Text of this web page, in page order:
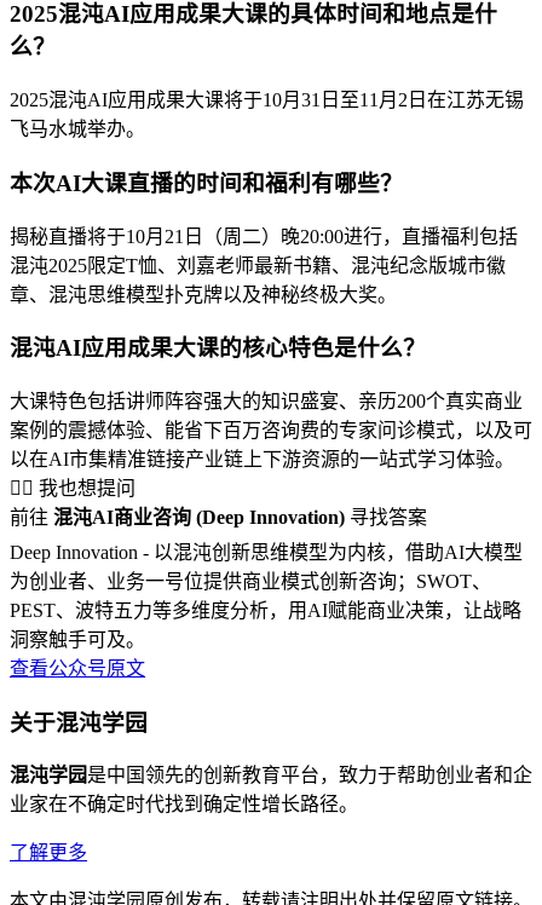
2025混沌AI应用成果大课的具体时间和地点是什
么？
2025混沌AI应用成果大课将于10月31日至11月2日在江苏无锡
飞马水城举办。
本次AI大课直播的时间和福利有哪些？
揭秘直播将于10月21日（周二）晚20:00进行，直播福利包括
混沌2025限定T恤、刘嘉老师最新书籍、混沌纪念版城市徽
章、混沌思维模型扑克牌以及神秘终极大奖。
混沌AI应用成果大课的核心特色是什么？
大课特色包括讲师阵容强大的知识盛宴、亲历200个真实商业
案例的震撼体验、能省下百万咨询费的专家问诊模式，以及可
以在AI市集精准链接产业链上下游资源的一站式学习体验。
🙋‍♂️ 我也想提问
前往 混沌AI商业咨询 (Deep Innovation) 寻找答案
Deep Innovation - 以混沌创新思维模型为内核，借助AI大模型
为创业者、业务一号位提供商业模式创新咨询；SWOT、
PEST、波特五力等多维度分析，用AI赋能商业决策，让战略
洞察触手可及。
查看公众号原文
关于混沌学园
混沌学园是中国领先的创新教育平台，致力于帮助创业者和企
业家在不确定时代找到确定性增长路径。
了解更多